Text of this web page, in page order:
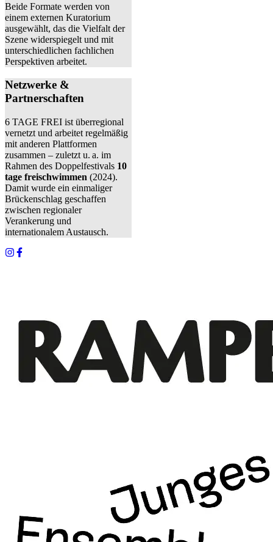
Beide Formate werden von
einem externen Kuratorium
ausgewählt, das die Vielfalt der
Szene widerspiegelt und mit
unterschiedlichen fachlichen
Perspektiven arbeitet.
Netzwerke &
Partnerschaften
6 TAGE FREI ist überregional
vernetzt und arbeitet regelmäßig
mit anderen Plattformen
zusammen – zuletzt u. a. im
Rahmen des Doppelfestivals 10
tage freischwimmen (2024).
Damit wurde ein einmaliger
Brückenschlag geschaffen
zwischen regionaler
Verankerung und
internationalem Austausch.